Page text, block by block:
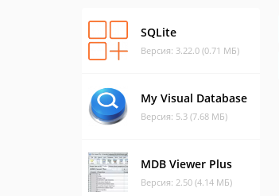
SQLite
Версия: 3.22.0 (0.71 МБ)
My Visual Database
Версия: 5.3 (7.68 МБ)
MDB Viewer Plus
Версия: 2.50 (4.14 МБ)